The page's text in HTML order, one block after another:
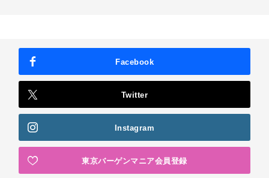
Facebook
Twitter
Instagram
東京バーゲンマニア会員登録